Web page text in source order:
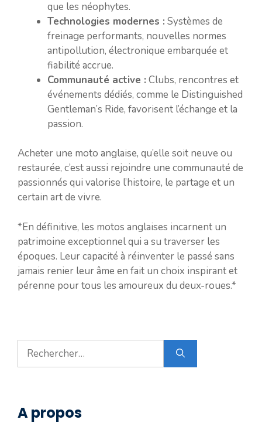
que les néophytes.
Technologies modernes : Systèmes de
freinage performants, nouvelles normes
antipollution, électronique embarquée et
fiabilité accrue.
Communauté active : Clubs, rencontres et
événements dédiés, comme le Distinguished
Gentleman’s Ride, favorisent l’échange et la
passion.
Acheter une moto anglaise, qu’elle soit neuve ou
restaurée, c’est aussi rejoindre une communauté de
passionnés qui valorise l’histoire, le partage et un
certain art de vivre.
*En définitive, les motos anglaises incarnent un
patrimoine exceptionnel qui a su traverser les
époques. Leur capacité à réinventer le passé sans
jamais renier leur âme en fait un choix inspirant et
pérenne pour tous les amoureux du deux-roues.*
Rechercher :
A propos